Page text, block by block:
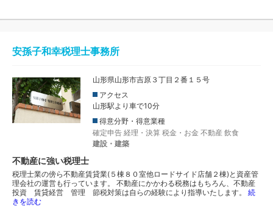
安孫子和幸税理士事務所
山形県山形市吉原３丁目２番１５号
アクセス
山形駅より車で10分
得意分野・得意業種
確定申告 経理・決算 税金・お金 不動産 飲食
建設・建築
不動産に強い税理士
税理士業の傍ら不動産賃貸業(５棟８０室他ロードサイド店舗２棟)と資産管
理会社の運営も行っています。 不動産にかかわる税務はもちろん、不動産
投資 賃貸経営 管理 節税対策は自らの経験により指導いたします。 続
きを読む